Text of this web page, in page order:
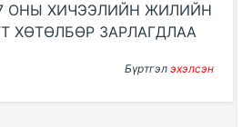
ОНЫ ХИЧЭЭЛИЙН ЖИЛИЙН
ХӨТӨЛБӨР ЗАРЛАГДЛАА
Бүртгэл эхэлсэн